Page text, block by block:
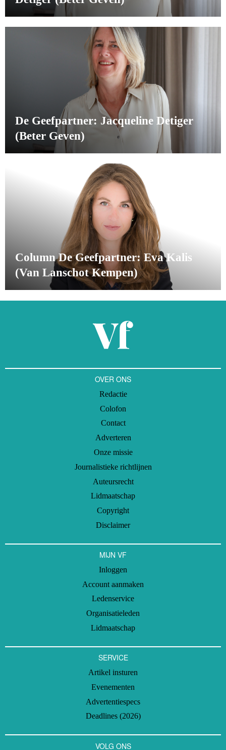
De Geefpartner: Jacqueline Detiger
(Beter Geven)
Column De Geefpartner: Eva Kalis
(Van Lanschot Kempen)
OVER ONS
Redactie
Colofon
Contact
Adverteren
Onze missie
Journalistieke richtlijnen
Auteursrecht
Lidmaatschap
Copyright
Disclaimer
MIJN VF
Inloggen
Account aanmaken
Ledenservice
Organisatieleden
Lidmaatschap
SERVICE
Artikel insturen
Evenementen
Advertentiespecs
Deadlines (2026)
VOLG ONS